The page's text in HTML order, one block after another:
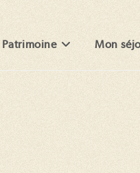
Patrimoine Mon